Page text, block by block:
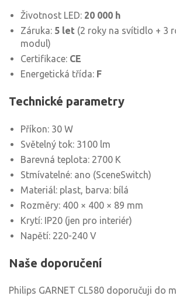
Životnost LED: 20 000 h
Záruka: 5 let (2 roky na svítidlo + 3
modul)
Certifikace: CE
Energetická třída: F
Technické parametry
Příkon: 30 W
Světelný tok: 3100 lm
Barevná teplota: 2700 K
Stmívatelné: ano (SceneSwitch)
Materiál: plast, barva: bílá
Rozměry: 400 × 400 × 89 mm
Krytí: IP20 (jen pro interiér)
Napětí: 220-240 V
Naše doporučení
Philips GARNET CL580 doporučuji do